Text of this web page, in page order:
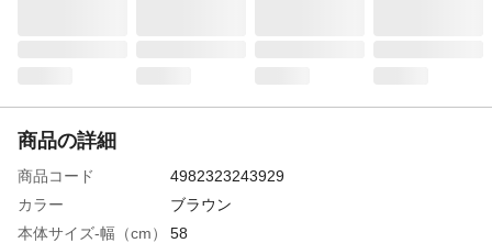
商品の詳細
商品コード
4982323243929
カラー
ブラウン
本体サイズ-幅（cm）
58